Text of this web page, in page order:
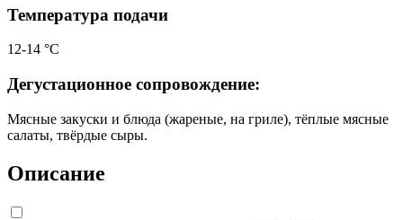
Температура подачи
12-14 °С
Дегустационное сопровождение:
Мясные закуски и блюда (жареные, на гриле), тёплые мясные
салаты, твёрдые сыры.
Описание